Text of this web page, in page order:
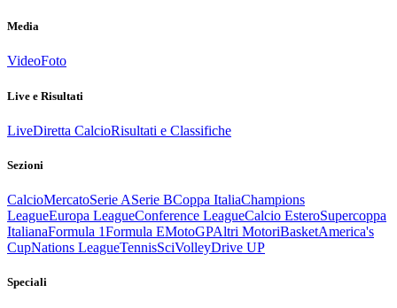
Media
VideoFoto
Live e Risultati
LiveDiretta CalcioRisultati e Classifiche
Sezioni
CalcioMercatoSerie ASerie BCoppa ItaliaChampions
LeagueEuropa LeagueConference LeagueCalcio EsteroSupercoppa
ItalianaFormula 1Formula EMotoGPAltri MotoriBasketAmerica's
CupNations LeagueTennisSciVolleyDrive UP
Speciali